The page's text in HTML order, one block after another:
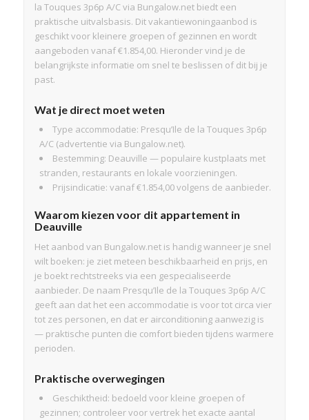
la Touques 3p6p A/C via Bungalow.net biedt een
praktische uitvalsbasis. Dit vakantiewoningaanbod is
geschikt voor kleinere groepen of gezinnen en wordt
aangeboden vanaf €1.854,00. Hieronder vind je de
belangrijkste informatie om snel te beslissen of dit bij je
past.
Wat je direct moet weten
Type accommodatie: Presqu’Ile de la Touques 3p6p
A/C (advertentie via Bungalow.net).
Bestemming: Deauville — populaire kustplaats met
stranden, restaurants en lokale voorzieningen.
Prijsindicatie: vanaf €1.854,00 volgens de aanbieder.
Waarom kiezen voor dit appartement in
Deauville
Het aanbod van Bungalow.net is handig wanneer je snel
wilt boeken: je ziet meteen beschikbaarheid en prijs, en
je boekt rechtstreeks via een gespecialiseerde
aanbieder. De naam Presqu’Ile de la Touques 3p6p A/C
geeft aan dat het een accommodatie is voor tot circa vier
tot zes personen, en dat er airconditioning aanwezig is
— praktische punten die comfort bieden tijdens warmere
perioden.
Praktische overwegingen
Geschiktheid: bedoeld voor kleine groepen of
gezinnen; controleer voor vertrek het exacte aantal